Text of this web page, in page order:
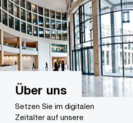
Über uns
Setzen Sie im digitalen
Zeitalter auf unsere